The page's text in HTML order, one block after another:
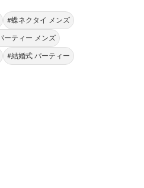
#蝶ネクタイ メンズ
ーティー メンズ
#結婚式 パーティー